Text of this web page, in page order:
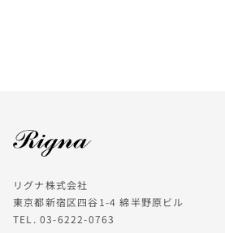
リグナ株式会社
東京都新宿区四谷1-4 綿半野原ビル
TEL. 03-6222-0763